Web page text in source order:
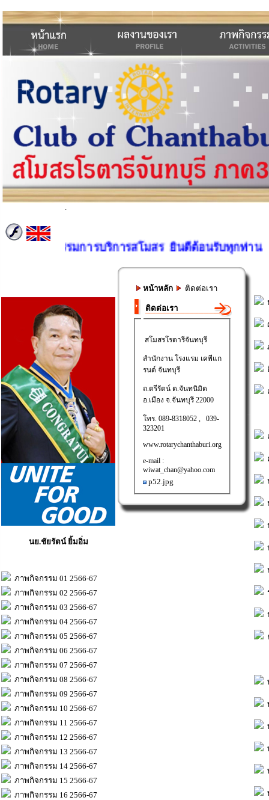
.
ละคณะกรรมการบริการสโมสร ยินดีต้อนรับทุกท่าน
นย.ชัยรัตน์ ยิ้มอิ่ม
ภาพกิจกรรม 01 2566-67
ภาพกิจกรรม 02 2566-67
ภาพกิจกรรม 03 2566-67
ภาพกิจกรรม 04 2566-67
ภาพกิจกรรม 05 2566-67
ภาพกิจกรรม 06 2566-67
ภาพกิจกรรม 07 2566-67
ภาพกิจกรรม 08 2566-67
ภาพกิจกรรม 09 2566-67
ภาพกิจกรรม 10 2566-67
ภาพกิจกรรม 11 2566-67
ภาพกิจกรรม 12 2566-67
ภาพกิจกรรม 13 2566-67
ภาพกิจกรรม 14 2566-67
ภาพกิจกรรม 15 2566-67
ภาพกิจกรรม 16 2566-67
หน้าหลัก ติดต่อเรา
ติดต่อเรา
สโมสรโรตารีจันทบุรี
สำนักงาน โรงแรม เคพีแก
รนด์ จันทบุรี
ถ.ตรีรัตน์ ต.จันทนิมิต
อ.เมือง จ.จันทบุรี 22000
โทร. 089-8318052 , 039-
323201
www.rotarychanthaburi.org
e-mail :
wiwat_chan@yahoo.com
p52.jpg